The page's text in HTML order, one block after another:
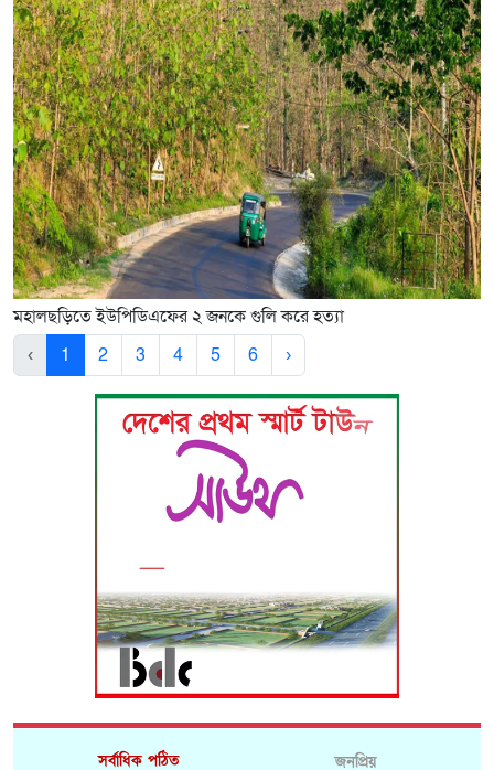
মহালছড়িতে ইউপিডিএফের ২ জনকে গুলি করে হত্যা
‹
1 2 3 4 5 6 ›
সর্বাধিক পঠিত জনপ্রিয়